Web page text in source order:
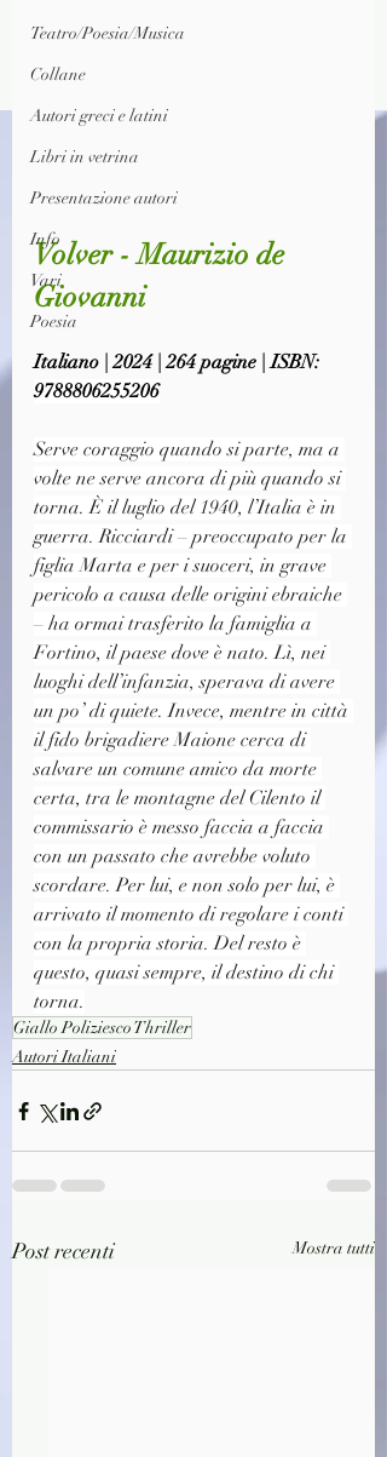
Teatro/Poesia/Musica
Collane
Autori greci e latini
Libri in vetrina
Presentazione autori
Info
Vari
Poesia
Volver - Maurizio de
Giovanni
Italiano | 2024 | 264 pagine | ISBN:
9788806255206
Serve coraggio quando si parte, ma a
volte ne serve ancora di più quando si
torna. È il luglio del 1940, l’Italia è in
guerra. Ricciardi – preoccupato per la
figlia Marta e per i suoceri, in grave
pericolo a causa delle origini ebraiche
– ha ormai trasferito la famiglia a
Fortino, il paese dove è nato. Lì, nei
luoghi dell’infanzia, sperava di avere
un po’ di quiete. Invece, mentre in città
il fido brigadiere Maione cerca di
salvare un comune amico da morte
certa, tra le montagne del Cilento il
commissario è messo faccia a faccia
con un passato che avrebbe voluto
scordare. Per lui, e non solo per lui, è
arrivato il momento di regolare i conti
con la propria storia. Del resto è
questo, quasi sempre, il destino di chi
torna.
Giallo Poliziesco Thriller
Autori Italiani
Post recenti Mostra tutti